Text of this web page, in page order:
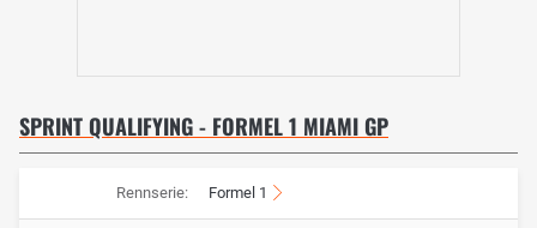
SPRINT QUALIFYING - FORMEL 1 MIAMI GP
Rennserie: Formel 1